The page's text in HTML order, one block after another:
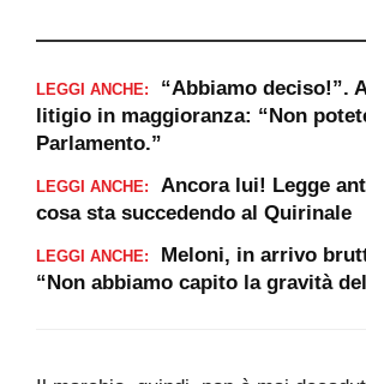
LEGGI ANCHE:
“Abbiamo deciso!”.
litigio in maggioranza: “Non
Parlamento.”
LEGGI ANCHE:
Ancora lui! Legge
cosa sta succedendo al Quirinale
LEGGI ANCHE:
Meloni, in arrivo
“Non abbiamo capito la gravità